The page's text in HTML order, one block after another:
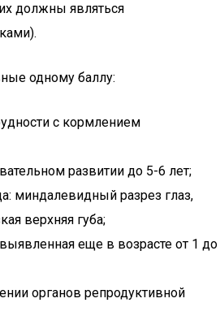
должны являться
одному баллу:
с кормлением
развитии до 5-6 лет;
миндалевидный разрез глаз,
верхняя губа;
еще в возрасте от 1 до
органов репродуктивной